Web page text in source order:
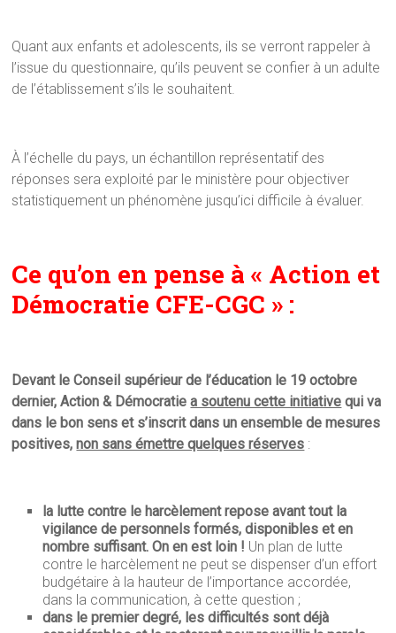
Quant aux enfants et adolescents, ils se verront rappeler à
l’issue du questionnaire, qu’ils peuvent se confier à un adulte
de l’établissement s’ils le souhaitent.
À l’échelle du pays, un échantillon représentatif des
réponses sera exploité par le ministère pour objectiver
statistiquement un phénomène jusqu’ici difficile à évaluer.
Ce qu’on en pense à « Action et
Démocratie CFE-CGC » :
Devant le Conseil supérieur de l’éducation le 19 octobre
dernier, Action & Démocratiea soutenu cette initiative qui va
dans le bon sens et s’inscrit dans un ensemble de mesures
positives,non sans émettre quelques réserves :
la lutte contre le harcèlement repose avant tout la
vigilance de personnels formés, disponibles et en
nombre suffisant. On en est loin ! Un plan de lutte
contre le harcèlement ne peut se dispenser d’un effort
budgétaire à la hauteur de l’importance accordée,
dans la communication, à cette question ;
dans le premier degré, les difficultés sont déjà